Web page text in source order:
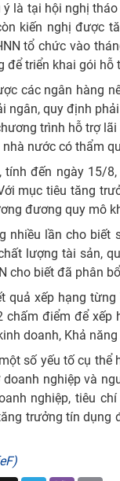
là tại hội nghị
kiến nghị được
tổ chức vào
để triển khai gói hỗ
các ngân hàng
ngân, quy định
trình hỗ trợ
nước có thẩm
tính đến ngày 15/
mục tiêu tăng
đương quy mô
nhiều lần cho biết
lượng tài sản,
cho biết đã phân
quả xếp hạng
chấm điểm để xếp
doanh, Khả
số yếu tố cụ thể
nghiệp và
nghiệp, tiêu
trưởng tín dụng